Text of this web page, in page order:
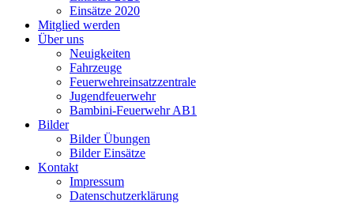
Einsätze 2020
Mitglied werden
Über uns
Neuigkeiten
Fahrzeuge
Feuerwehreinsatzzentrale
Jugendfeuerwehr
Bambini-Feuerwehr AB1
Bilder
Bilder Übungen
Bilder Einsätze
Kontakt
Impressum
Datenschutzerklärung